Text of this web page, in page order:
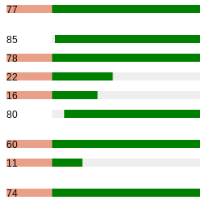
77
85
78
22
16
80
60
11
74